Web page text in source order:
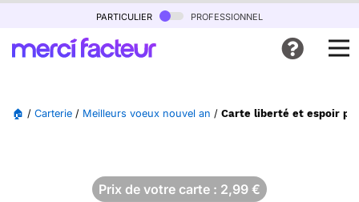
particulier professionnel
🏠 / Carterie / Meilleurs voeux nouvel an / Carte liberté et espoir
Prix de votre carte : 2,99 €